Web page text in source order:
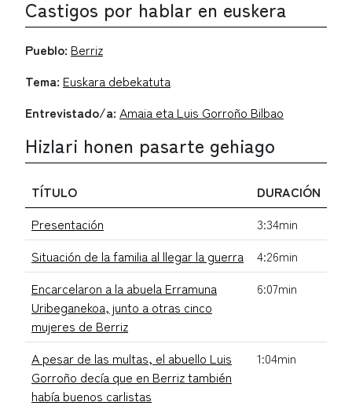
Castigos por hablar en euskera
Pueblo: Berriz
Tema: Euskara debekatuta
Entrevistado/a: Amaia eta Luis Gorroño Bilbao
Hizlari honen pasarte gehiago
TÍTULO
DURACIÓN
Presentación
3:34min
Situación de la familia al llegar la guerra
4:26min
Encarcelaron a la abuela Erramuna
Uribeganekoa, junto a otras cinco
mujeres de Berriz
6:07min
A pesar de las multas, el abuello Luis
Gorroño decía que en Berriz también
había buenos carlistas
1:04min